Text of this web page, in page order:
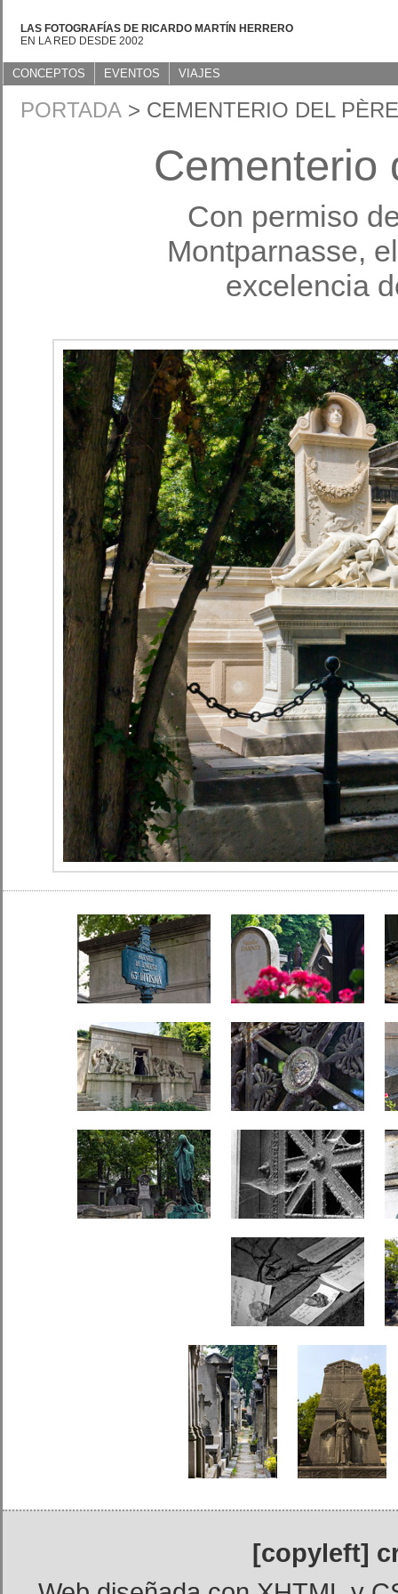
LAS FOTOGRAFÍAS DE RICARDO MARTÍN HERRERO
EN LA RED DESDE 2002
CONCEPTOS EVENTOS VIAJES
PORTADA > CEMENTERIO DEL
Cementerio
Con permiso
Montparnasse,
excelencia
[copyleft]